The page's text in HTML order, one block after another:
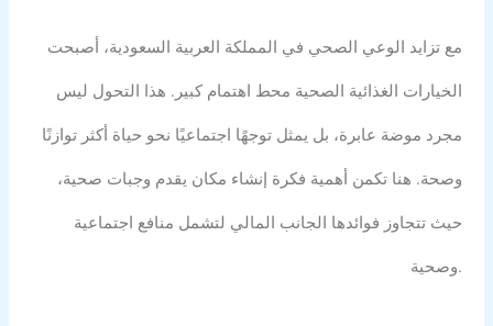
مع تزايد الوعي الصحي في المملكة العربية السعودية، أصبحت
الخيارات الغذائية الصحية محط اهتمام كبير. هذا التحول ليس
مجرد موضة عابرة، بل يمثل توجهًا اجتماعيًا نحو حياة أكثر توازنًا
وصحة. هنا تكمن أهمية فكرة إنشاء مكان يقدم وجبات صحية،
حيث تتجاوز فوائدها الجانب المالي لتشمل منافع اجتماعية
وصحية.